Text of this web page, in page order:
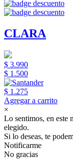
CLARA
$ 3.990
$ 1.500
$ 1.275
Agregar a carrito
×
Lo sentimos, en este
elegido.
Si lo deseas, te
Notificarme
No gracias